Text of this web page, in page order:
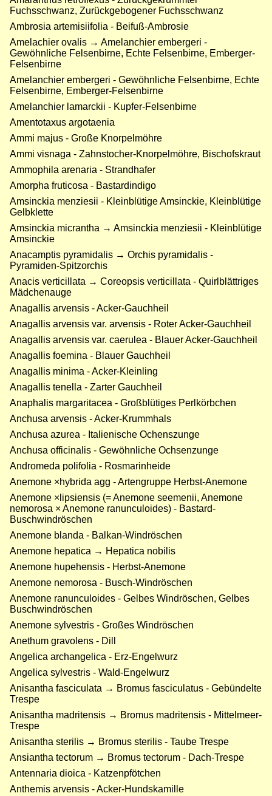
Fuchsschwanz, Zurückgebogener Fuchsschwanz
Ambrosia artemisiifolia - Beifuß-Ambrosie
Amelachier ovalis → Amelanchier embergeri -
Gewöhnliche Felsenbirne, Echte Felsenbirne, Emberger-
Felsenbirne
Amelanchier embergeri - Gewöhnliche Felsenbirne, Echte
Felsenbirne, Emberger-Felsenbirne
Amelanchier lamarckii - Kupfer-Felsenbirne
Amentotaxus argotaenia
Ammi majus - Große Knorpelmöhre
Ammi visnaga - Zahnstocher-Knorpelmöhre, Bischofskraut
Ammophila arenaria - Strandhafer
Amorpha fruticosa - Bastardindigo
Amsinckia menziesii - Kleinblütige Amsinckie, Kleinblütige
Gelbklette
Amsinckia micrantha → Amsinckia menziesii - Kleinblütige
Amsinckie
Anacamptis pyramidalis → Orchis pyramidalis -
Pyramiden-Spitzorchis
Anacis verticillata → Coreopsis verticillata - Quirlblättriges
Mädchenauge
Anagallis arvensis - Acker-Gauchheil
Anagallis arvensis var. arvensis - Roter Acker-Gauchheil
Anagallis arvensis var. caerulea - Blauer Acker-Gauchheil
Anagallis foemina - Blauer Gauchheil
Anagallis minima - Acker-Kleinling
Anagallis tenella - Zarter Gauchheil
Anaphalis margaritacea - Großblütiges Perlkörbchen
Anchusa arvensis - Acker-Krummhals
Anchusa azurea - Italienische Ochenszunge
Anchusa officinalis - Gewöhnliche Ochsenzunge
Andromeda polifolia - Rosmarinheide
Anemone ×hybrida agg - Artengruppe Herbst-Anemone
Anemone ×lipsiensis (= Anemone seemenii, Anemone
nemorosa × Anemone ranunculoides) - Bastard-
Buschwindröschen
Anemone blanda - Balkan-Windröschen
Anemone hepatica → Hepatica nobilis
Anemone hupehensis - Herbst-Anemone
Anemone nemorosa - Busch-Windröschen
Anemone ranunculoides - Gelbes Windröschen, Gelbes
Buschwindröschen
Anemone sylvestris - Großes Windröschen
Anethum gravolens - Dill
Angelica archangelica - Erz-Engelwurz
Angelica sylvestris - Wald-Engelwurz
Anisantha fasciculata → Bromus fasciculatus - Gebündelte
Trespe
Anisantha madritensis → Bromus madritensis - Mittelmeer-
Trespe
Anisantha sterilis → Bromus sterilis - Taube Trespe
Ansiantha tectorum → Bromus tectorum - Dach-Trespe
Antennaria dioica - Katzenpfötchen
Anthemis arvensis - Acker-Hundskamille